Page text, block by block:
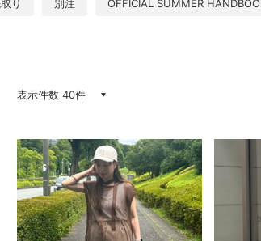
り 別注 OFFICIAL SUMMER
表示件数 40件